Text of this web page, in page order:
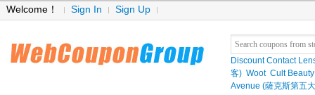
Welcome！ Sign In Sign Up
Discount Contact
客) Woot Cult Beauty
Avenue (薩克斯第五